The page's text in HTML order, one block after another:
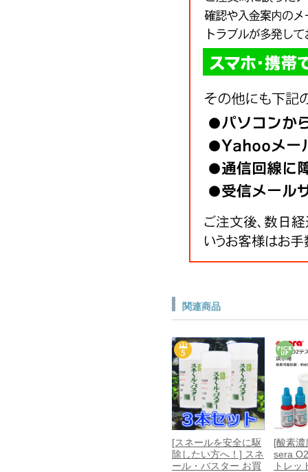
関連商品
[スネールを安全に駆
除したい方へ！] スネ
ール・バスター お買
[酸素
sera
トレッ